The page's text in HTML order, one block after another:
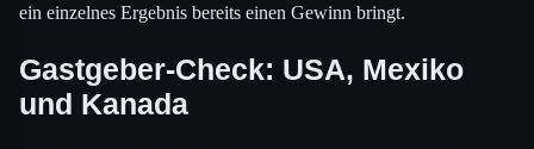
ein einzelnes Ergebnis bereits einen Gewinn bringt.
Gastgeber-Check: USA, Mexiko
und Kanada